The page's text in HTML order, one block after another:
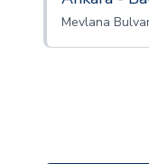
Mevlana